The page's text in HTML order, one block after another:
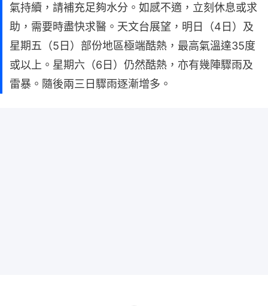
氣持續，請補充足夠水分。如感不適，立刻休息或求
助，需要時盡快求醫。天文台展望，明日（4日）及
星期五（5日）部份地區極端酷熱，最高氣溫達35度
或以上。星期六（6日）仍然酷熱，亦有幾陣驟雨及
雷暴。隨後兩三日驟雨逐漸增多。